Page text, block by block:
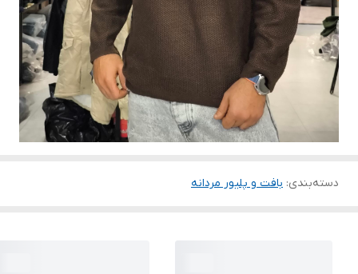
دسته‌بندی: بافت و پلیور مردانه